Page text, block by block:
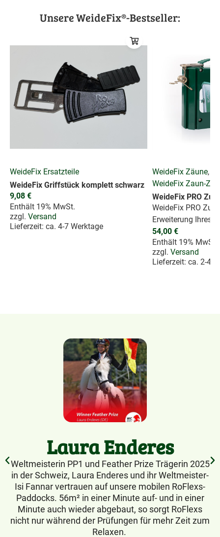
Unsere WeideFix®-Bestseller:
WeideFix Ersatzteile
WeideFix Griffstück komplett schwarz
9,08 €
Enthält 19% MwSt.
zzgl. Versand
Lieferzeit: ca. 4-7 Werktage
WeideFix Zäune,
WeideFix Zaun-
WeideFix PRO
WeideFix PRO
Erweiterung Ihres
54,00 €
Enthält 19% MwSt.
zzgl. Versand
Lieferzeit: ca. 2-4
Weltmeisterin PP1 und Feather Prize Trägerin 2025
in der Schweiz, Laura Enderes und ihr Weltmeister-
Isi Fannar vertrauen auf unsere mobilen RoFlexs-
Paddocks. 56m² in einer Minute auf- und in einer
Minute auch wieder abgebaut, so sorgt RoFlexs
nicht nur während der Prüfungen für mehr Zeit zum
Relaxen.
Laura Enderes